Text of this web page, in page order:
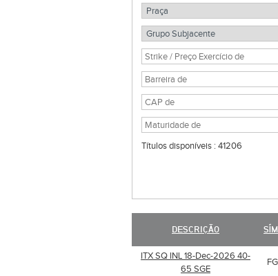
Títulos disponíveis : 41206
DESCRIÇÃO
ITX SQ INL 18-Dec-2026 40-
65 SGE